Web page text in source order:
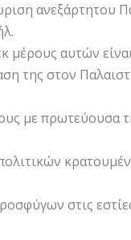
ανεξάρτητου
αυτών
της στον
με πρωτεύουσα
στις